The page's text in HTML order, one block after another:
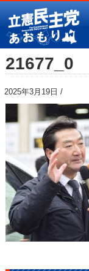
21677_0
2025年3月19日 /